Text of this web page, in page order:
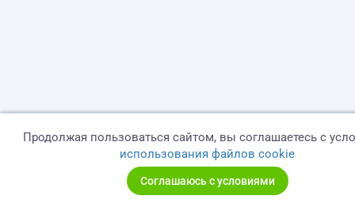
Продолжая пользоваться сайтом, вы соглашаетесь с
использования файлов cookie
Соглашаюсь с условиями